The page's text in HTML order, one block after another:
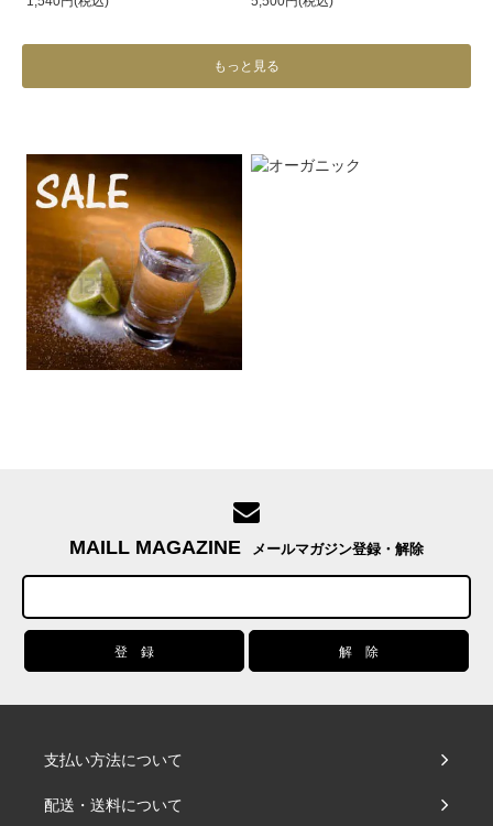
もっと見る
MAILL MAGAZINE メールマガジン登録・解除
支払い方法について
配送・送料について